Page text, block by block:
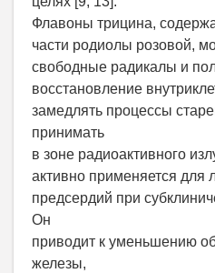
Флавоны трицина,
части родиолы розовой,
свободные радикалы и
восстановление
замедлять процессы
принимать
в зоне радиоактивного
активно применяется для
предсердий при
Он
приводит к уменьшению
железы,